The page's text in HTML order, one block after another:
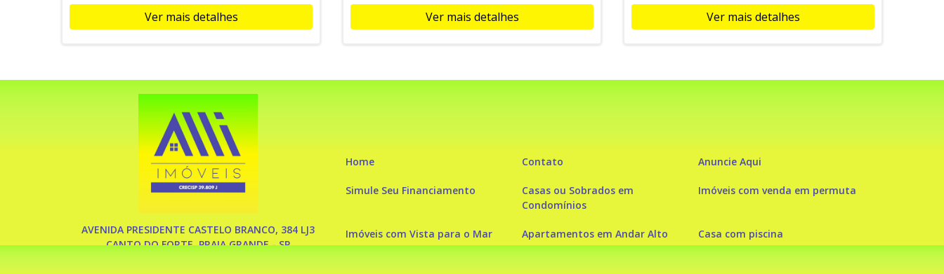
Ver mais detalhes Ver mais detalhes Ver mais detalhes
AVENIDA PRESIDENTE CASTELO BRANCO, 384 LJ3
CANTO DO FORTE, PRAIA GRANDE - SP
Home Contato Anuncie Aqui
Simule Seu Financiamento
Casas ou Sobrados em
Condomínios
Imóveis com venda em permuta
Imóveis com Vista para o Mar Apartamentos em Andar Alto Casa com piscina